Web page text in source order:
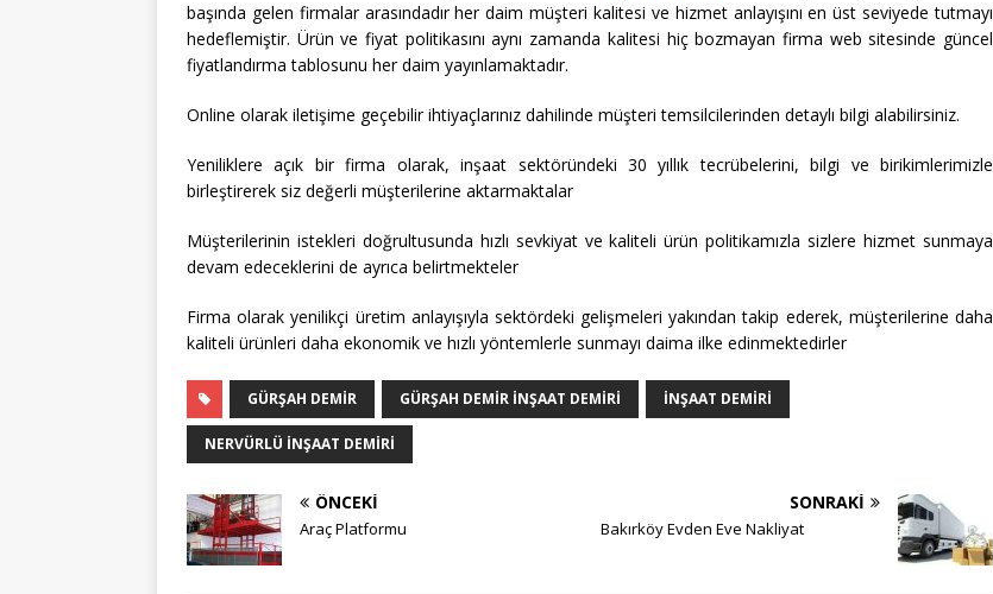
başında gelen firmalar arasındadır her daim müşteri kalitesi ve hizmet anlayışını en üst seviyede tutmayı
hedeflemiştir. Ürün ve fiyat politikasını aynı zamanda kalitesi hiç bozmayan firma web sitesinde güncel
fiyatlandırma tablosunu her daim yayınlamaktadır.
Online olarak iletişime geçebilir ihtiyaçlarınız dahilinde müşteri temsilcilerinden detaylı bilgi alabilirsiniz.
Yeniliklere açık bir firma olarak, inşaat sektöründeki 30 yıllık tecrübelerini, bilgi ve birikimlerimizle
birleştirerek siz değerli müşterilerine aktarmaktalar
Müşterilerinin istekleri doğrultusunda hızlı sevkiyat ve kaliteli ürün politikamızla sizlere hizmet sunmaya
devam edeceklerini de ayrıca belirtmekteler
Firma olarak yenilikçi üretim anlayışıyla sektördeki gelişmeleri yakından takip ederek, müşterilerine daha
kaliteli ürünleri daha ekonomik ve hızlı yöntemlerle sunmayı daima ilke edinmektedirler
GÜRŞAH DEMIR GÜRŞAH DEMIR İNŞAAT DEMIRI İNŞAAT DEMİRİ
NERVÜRLÜ INŞAAT DEMIRI
ÖNCEKI
Araç Platformu
SONRAKI
Bakırköy Evden Eve Nakliyat